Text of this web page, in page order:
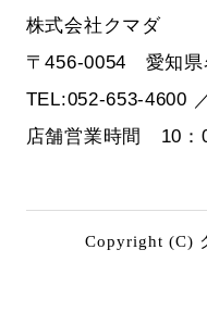
株式会社クマダ
〒456-0054 愛知県
TEL:052-653-4600
店舗営業時間 10：
Copyright (C)